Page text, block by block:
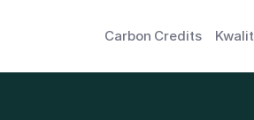
Carbon Credits